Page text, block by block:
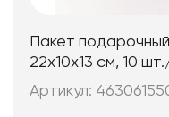
Пакет подарочный
22х10х13 см, 10
Артикул: